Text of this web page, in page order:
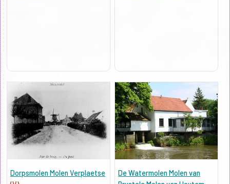
Dorpsmolen Molen Verplaetse
De Watermolen Molen van